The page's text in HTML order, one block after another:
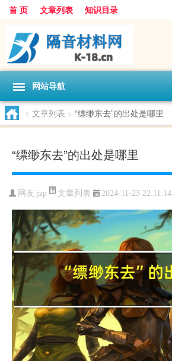
首 页 文章列表 知识目录
网站导航
> 文章列表 > “缥缈东去”的出处是哪里
“缥缈东去”的出处是哪里
网友:jzp 文章列表 2024-11-23 22:11:14